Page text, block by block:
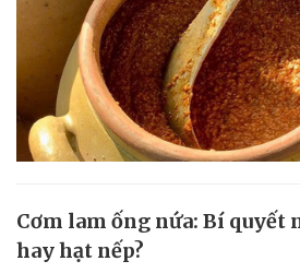
Cơm lam ống nứa: Bí quyết
hay hạt nếp?